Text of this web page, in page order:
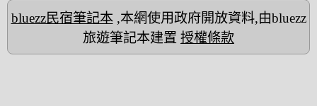
bluezz民宿筆記本,本網使用政府開放資料,由bluezz
旅遊筆記本建置 授權條款